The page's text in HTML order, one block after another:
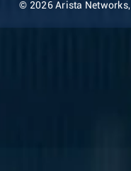
© 2026 Arista